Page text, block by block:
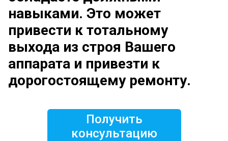
навыками. Это может
привести к тотальному
выхода из строя Вашего
аппарата и привезти к
дорогостоящему ремонту.
Получить
консультацию